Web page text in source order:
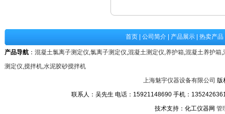
首页 公司简介 产品展示 热卖产品
产品导航 ： 混凝土氯离子测定仪,氯离子测定仪,混凝土测定仪,养护箱,混凝土养护箱,
测定仪,搅拌机,水泥胶砂搅拌机
上海魅宇仪器设备有限公司 版
联系人：吴先生 电话：15921148690 手机：
技术支持：化工仪器网 管